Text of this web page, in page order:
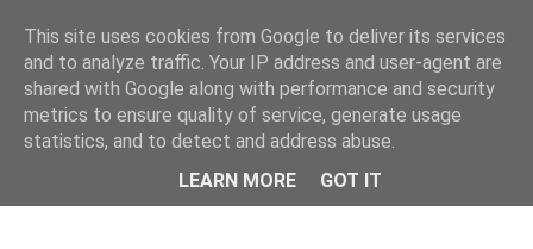
MENU
This site uses cookies from Google to deliver its services
and to analyze traffic. Your IP address and user-agent are
shared with Google along with performance and security
metrics to ensure quality of service, generate usage
statistics, and to detect and address abuse.
LEARN MORE
GOT IT